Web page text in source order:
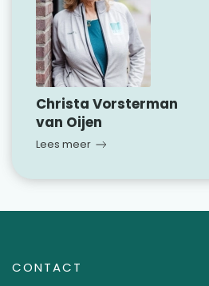
Christa Vorsterman
van Oijen
Lees meer
CONTACT